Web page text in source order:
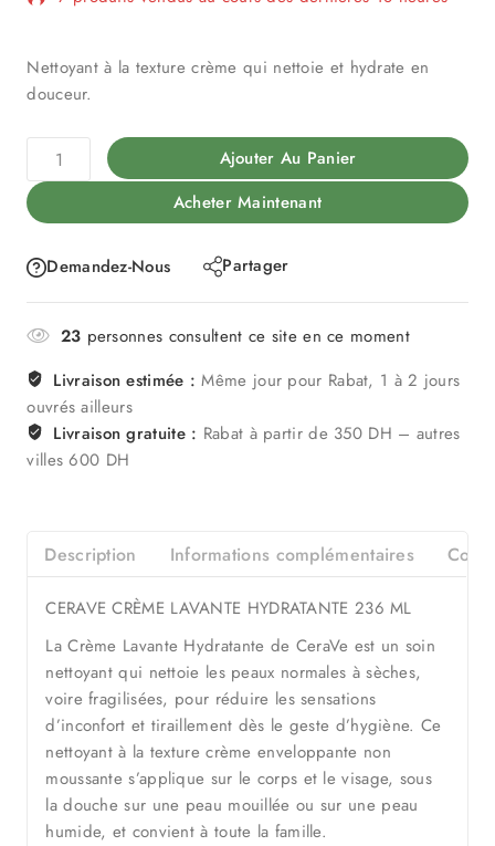
Nettoyant à la texture crème qui nettoie et hydrate en
douceur.
Ajouter Au Panier
Acheter Maintenant
Demandez-Nous Partager
23 personnes consultent ce site en ce moment
Livraison estimée : Même jour pour Rabat, 1 à 2 jours
ouvrés ailleurs
Livraison gratuite : Rabat à partir de 350 DH – autres
villes 600 DH
Description Informations complémentaires
CERAVE CRÈME LAVANTE HYDRATANTE 236 ML
La Crème Lavante Hydratante de CeraVe est un soin
nettoyant qui nettoie les peaux normales à sèches,
voire fragilisées, pour réduire les sensations
d’inconfort et tiraillement dès le geste d’hygiène. Ce
nettoyant à la texture crème enveloppante non
moussante s’applique sur le corps et le visage, sous
la douche sur une peau mouillée ou sur une peau
humide, et convient à toute la famille.